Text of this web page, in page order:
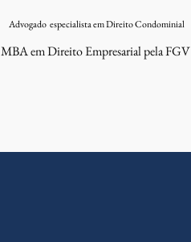
Advogado especialista em Direito Condominial
MBA em Direito Empresarial pela FGV